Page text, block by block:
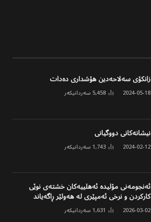
زانکۆی سەلاحەدین هۆشداری دەدات
2024-05-18
5,458 سەردانیکەر
نیشانەکانی دووگیانی
2024-02-12
1,743 سەردانیکەر
ئەنجومەنی مۆلیدە ئەهلییەکان خشتەی نوێی
کارکردن و نرخی ئەمپێری لە هەولێر ڕاگەیاند
2026-03-02
1,631 سەردانیکەر